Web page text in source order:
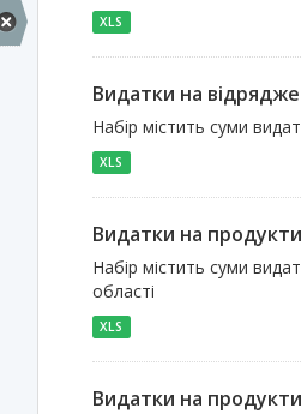
XLS
Видатки на
Набір містить суми
XLS
Видатки на
Набір містить суми
області
XLS
Видатки на